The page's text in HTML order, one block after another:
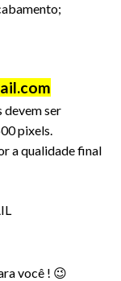
devem ser
pixels.
a qualidade final
você ! 😉